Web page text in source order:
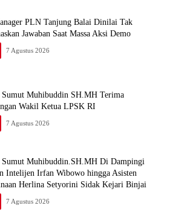
PLN Tanjung Balai Dinilai Tak
Jawaban Saat Massa Aksi Demo
7 Agustus 2026
Muhibuddin SH.MH Terima
Wakil Ketua LPSK RI
7 Agustus 2026
Muhibuddin.SH.MH Di Dampingi
Intelijen Irfan Wibowo hingga Asisten
Herlina Setyorini Sidak Kejari Binjai
7 Agustus 2026